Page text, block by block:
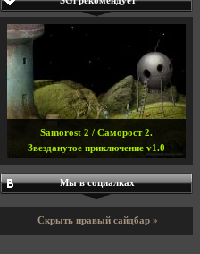
Samorost 2 / Саморост 2.
Звезданутое приключение v1.0
Мы в социалках
Скрыть правый сайдбар »